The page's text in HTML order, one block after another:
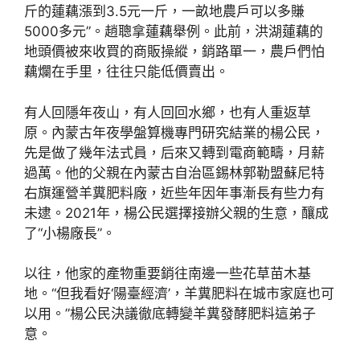
斤的蓮藕漲到3.5元一斤，一畝地農戶可以多賺
5000多元”。趙聰拿蓮藕舉例。此前，洪湖蓮藕的
地頭價被來收買的商販操縱，銷路單一，農戶們怕
藕爛在手里，往往只能低價賣出。
有人回隱年夜山，有人回回水鄉，也有人重返草
原。內蒙古年夜學盤算機專門研究結業的楊公民，
先是做了幾年法式員，后來又轉到電商範疇，月薪
過萬。他的父親在內蒙古自治區錫林郭勒盟蘇尼特
右旗運營羊糞肥料廠，近些年因年事漸長有些力有
未逮。2021年，楊公民選擇接辦父親的生意，釀成
了“小楊廠長”。
以往，他家的產物重要銷往南邊一些花草苗木基
地。“但我看好‘陽臺經濟’，羊糞肥料在城市家庭也可
以用。”楊公民決議徹底轉變羊糞發酵肥料這弟子
意。